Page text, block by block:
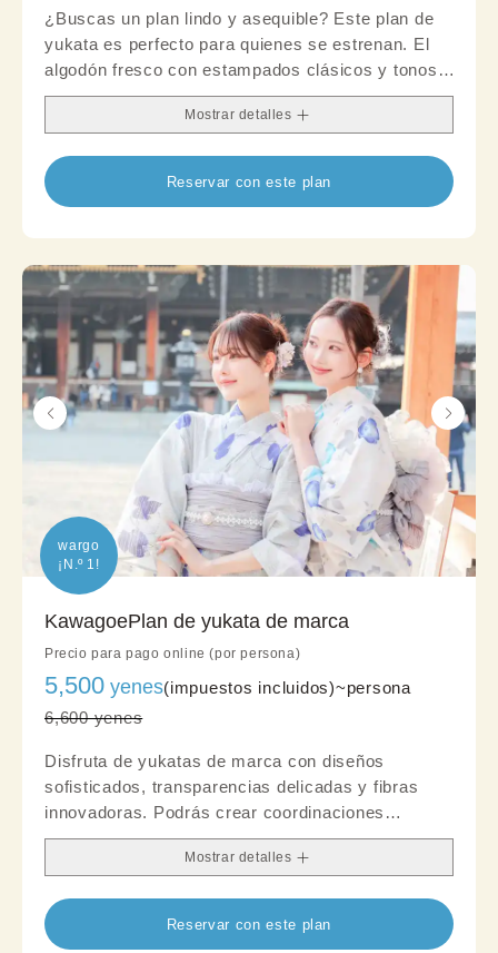
¿Buscas un plan lindo y asequible? Este plan de
yukata es perfecto para quienes se estrenan. El
algodón fresco con estampados clásicos y tonos
suaves crea un look limpio y pulido; completa el
estilo con un obi y accesorios para un acabado
Mostrar detalles
Reservar con este plan
wargo
¡N.º 1!
KawagoePlan de yukata de marca
Precio para pago online (por persona)
5,500 yenes(impuestos incluidos)~persona
6,600 yenes
Disfruta de yukatas de marca con diseños
sofisticados, transparencias delicadas y fibras
innovadoras. Podrás crear coordinaciones
impecables que llaman la atención incluso en
eventos donde se requiere un toque de formalidad,
Mostrar detalles
Reservar con este plan